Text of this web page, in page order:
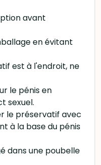
avant
en évitant
est à l'endroit, ne
le pénis en
sexuel.
le préservatif avec
à la base du pénis
dans une poubelle